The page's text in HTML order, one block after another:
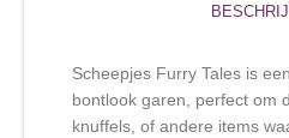
Scheepjes Furry Tales is
bontlook garen, perfect om
knuffels, of andere items